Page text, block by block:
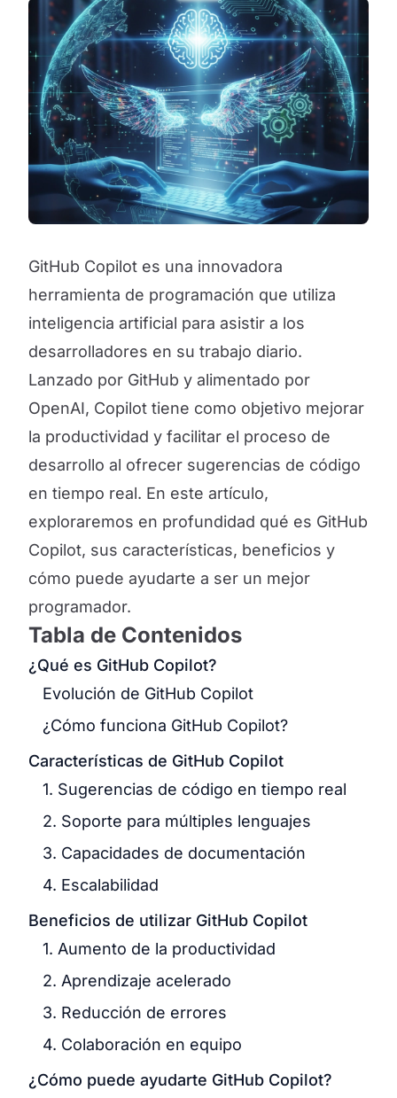
GitHub Copilot es una innovadora
herramienta de programación que utiliza
inteligencia artificial para asistir a los
desarrolladores en su trabajo diario.
Lanzado por GitHub y alimentado por
OpenAI, Copilot tiene como objetivo mejorar
la productividad y facilitar el proceso de
desarrollo al ofrecer sugerencias de código
en tiempo real. En este artículo,
exploraremos en profundidad qué es GitHub
Copilot, sus características, beneficios y
cómo puede ayudarte a ser un mejor
programador.
Tabla de Contenidos
¿Qué es GitHub Copilot?
Evolución de GitHub Copilot
¿Cómo funciona GitHub Copilot?
Características de GitHub Copilot
1. Sugerencias de código en tiempo real
2. Soporte para múltiples lenguajes
3. Capacidades de documentación
4. Escalabilidad
Beneficios de utilizar GitHub Copilot
1. Aumento de la productividad
2. Aprendizaje acelerado
3. Reducción de errores
4. Colaboración en equipo
¿Cómo puede ayudarte GitHub Copilot?